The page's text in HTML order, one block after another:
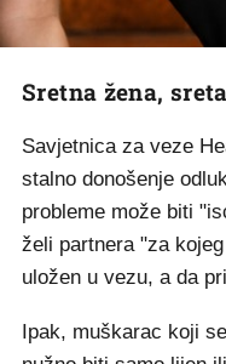
Sretna žena,
Savjetnica za veze
stalno donošenje
probleme može biti
želi partnera "za
uložen u vezu, a da
Ipak, muškarac koji